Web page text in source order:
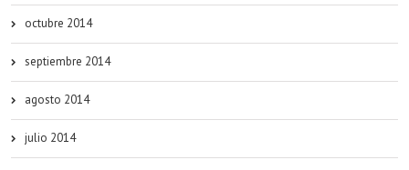
octubre 2014
septiembre 2014
agosto 2014
julio 2014